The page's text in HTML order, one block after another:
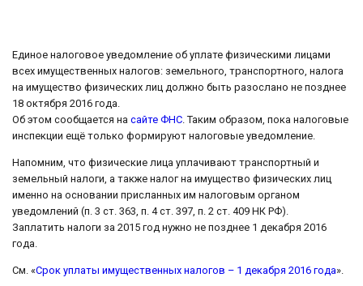
Единое налоговое уведомление об уплате физическими лицами
всех имущественных налогов: земельного, транспортного, налога
на имущество физических лиц должно быть разослано не позднее
18 октября 2016 года.
Об этом сообщается на сайте ФНС. Таким образом, пока налоговые
инспекции ещё только формируют налоговые уведомление.
Напомним, что физические лица уплачивают транспортный и
земельный налоги, а также налог на имущество физических лиц
именно на основании присланных им налоговым органом
уведомлений (п. 3 ст. 363, п. 4 ст. 397, п. 2 ст. 409 НК РФ).
Заплатить налоги за 2015 год нужно не позднее 1 декабря 2016
года.
См. «Срок уплаты имущественных налогов – 1 декабря 2016 года».